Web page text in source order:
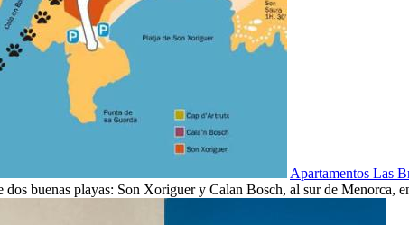
Apartamentos Las
buenas playas: Son Xoriguer y Calan Bosch, al sur de Menorca,